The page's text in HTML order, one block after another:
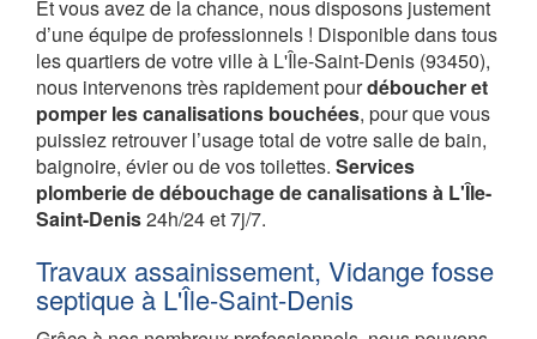
Et vous avez de la chance, nous disposons justement
d’une équipe de professionnels ! Disponible dans tous
les quartiers de votre ville à L'Île-Saint-Denis (93450),
nous intervenons très rapidement pourdéboucher et
pomper les canalisations bouchées, pour que vous
puissiez retrouver l’usage total de votre salle de bain,
baignoire, évier ou de vos toilettes. Services
plomberie de débouchage de canalisations à L'Île-
Saint-Denis24h/24 et 7j/7.
Travaux assainissement, Vidange fosse
septique à L'Île-Saint-Denis